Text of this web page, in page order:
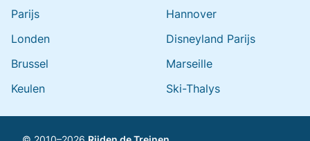
Parijs
Londen
Brussel
Keulen
Hannover
Disneyland Parijs
Marseille
Ski-Thalys